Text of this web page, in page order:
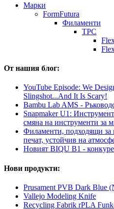
Mарки
FormFutura
Филаменти
TPC
От нашия блог:
YouTube Episode: We
Slingshot...And It Is Scary!
Bambu Lab AMS -
Snapmaker U1:
смяна на инструменти за
Филаменти, подходящи за
печат, устойчив на
Новият BIQU B1 -
Нови продукти:
Prusament PVB Dark Blue
Vallejo Modeling Knife
Recycling Fabrik rPLA